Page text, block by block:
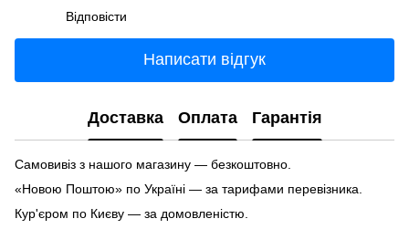
Відповісти
Написати відгук
Доставка Оплата Гарантія
Самовивіз з нашого магазину — безкоштовно.
«Новою Поштою» по Україні — за тарифами перевізника.
Кур'єром по Києву — за домовленістю.